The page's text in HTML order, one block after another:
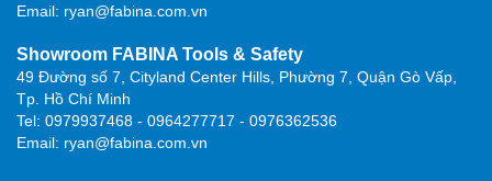
Email: ryan@fabina.com.vn
Showroom FABINA Tools & Safety
49 Đường số 7, Cityland Center Hills, Phường 7, Quận Gò Vấp,
Tp. Hồ Chí Minh
Tel: 0979937468 - 0964277717 - 0976362536
Email: ryan@fabina.com.vn